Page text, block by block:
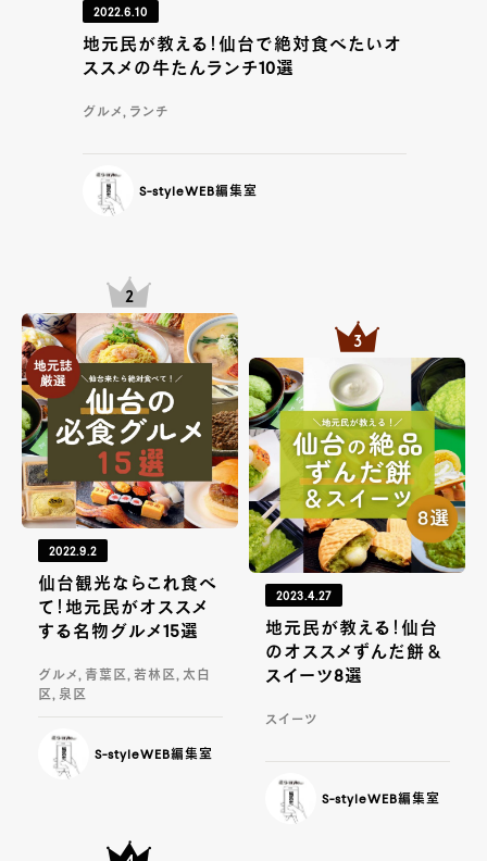
2022.6.10
地元民が教える！仙台で絶対食べたいオ
ススメの牛たんランチ10選
グルメ, ランチ
S-styleWEB編集室
2022.9.2
仙台観光ならこれ食べ
て！地元民がオススメ
する名物グルメ15選
グルメ, 青葉区, 若林区, 太白
区, 泉区
S-styleWEB編集室
2023.4.27
地元民が教える！仙台
のオススメずんだ餅＆
スイーツ8選
スイーツ
S-styleWEB編集室